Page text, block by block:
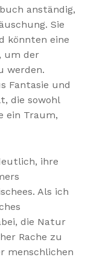
anständig,
Sie
könnten eine
um der
werden.
Fantasie und
die sowohl
ein Traum,
ihre
Als ich
die Natur
Rache zu
menschlichen